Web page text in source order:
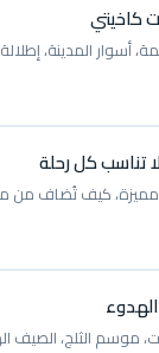
كاخيتي
أسوار المدينة،
تناسب كل رحلة
كيف تُضاف من
موسم الثلج،